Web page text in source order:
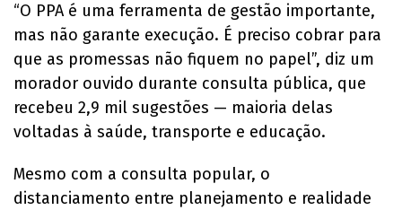
“O PPA é uma ferramenta de gestão importante,
mas não garante execução. É preciso cobrar para
que as promessas não fiquem no papel”, diz um
morador ouvido durante consulta pública, que
recebeu 2,9 mil sugestões — maioria delas
voltadas à saúde, transporte e educação.
Mesmo com a consulta popular, o
distanciamento entre planejamento e realidade